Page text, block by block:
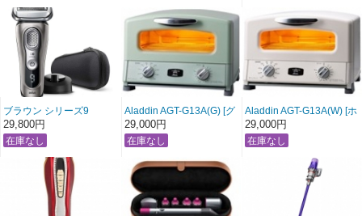
ブラウン シリーズ9
9345s-v
29,800円
Aladdin AGT-G13A(G) [グ
リーン]
29,000円
Aladdin AGT-G13A(W) [ホ
ワイト]
29,000円